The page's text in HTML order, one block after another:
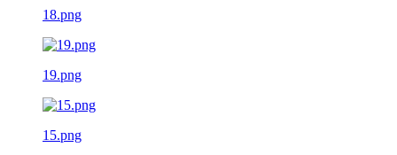
18.png
19.png
15.png